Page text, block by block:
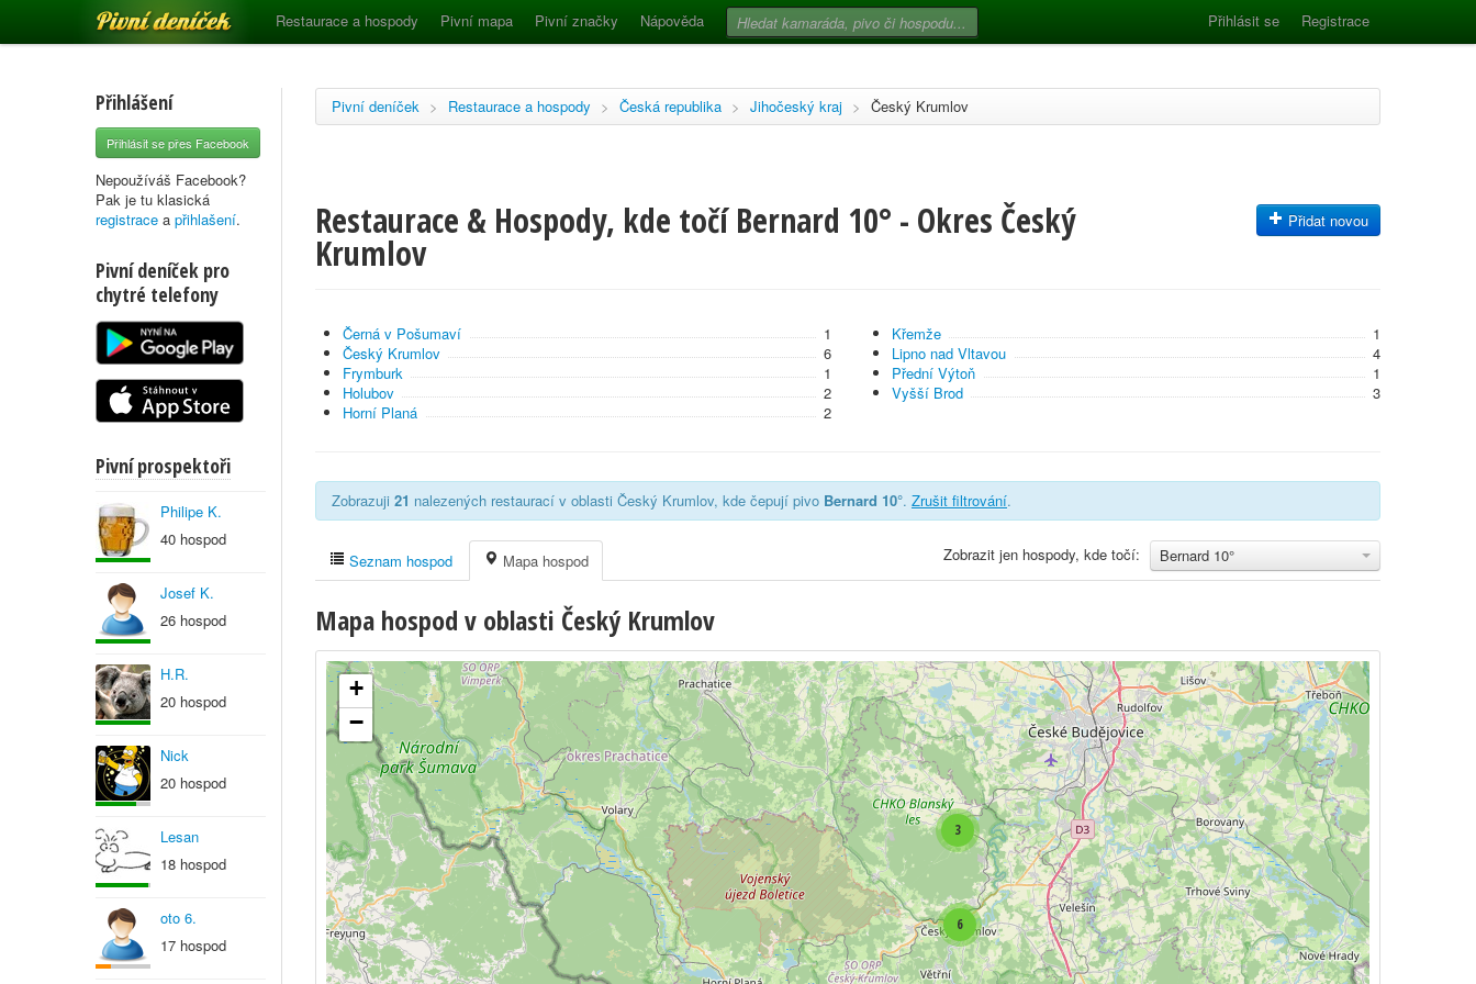
Pivní deníček Restaurace a hospody Pivní mapa Pivní značky Nápověda Přihlásit se Registrace
Přihlášení
Přihlásit se přes Facebook
Nepoužíváš Facebook?
Pak je tu klasická
registrace a přihlašení.
Pivní deníček pro
chytré telefony
Pivní prospektoři
Philipe K.
40 hospod
Josef K.
26 hospod
H.R.
20 hospod
Nick
20 hospod
Lesan
18 hospod
oto 6.
17 hospod
Pivní deníček > Restaurace a hospody > Česká republika > Jihočeský kraj > Český Krumlov
Restaurace & Hospody, kde točí Bernard 10° - Okres Český
Krumlov
Přidat novou
Černá v Pošumaví
1
Český Krumlov
6
Frymburk
1
Holubov
2
Horní Planá
2
Křemže
1
Lipno nad Vltavou
4
Přední Výtoň
1
Vyšší Brod
3
Zobrazuji 21 nalezených restaurací v oblasti Český Krumlov, kde čepují pivo Bernard 10°. Zrušit filtrování.
Bernard 10°
Zobrazit jen hospody, kde točí:
Seznam hospod Mapa hospod
Mapa hospod v oblasti Český Krumlov
3
6
+
−